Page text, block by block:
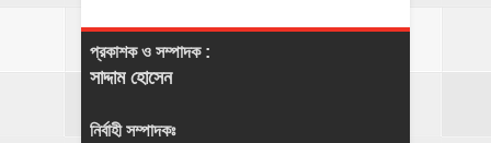
প্রকাশক ও সম্পাদক :
সাদ্দাম হোসেন
নির্বাহী সম্পাদকঃ